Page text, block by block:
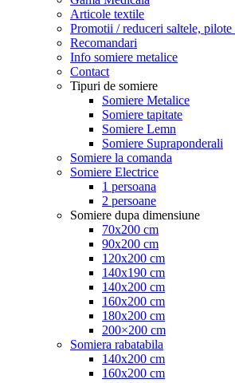
Articole textile
Promotii / reduceri saltele,
Recomandari
Info somiere metalice
Contact
Tipuri de somiere
Somiere Metalice
Somiere tapitate
Somiere Lemn
Somiere Supraponderali
Somiere la comanda
Somiere Electrice
1 persoana
2 persoane
Somiere dupa dimensiune
70x200 cm
90x200 cm
120x200 cm
140x190 cm
140x200 cm
160x200 cm
180x200 cm
200×200 cm
Somiera rabatabila
140x200 cm
160x200 cm